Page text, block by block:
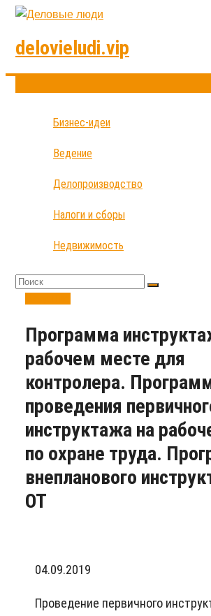
delovieludi.vip
Бизнес-идеи
Ведение
Делопроизводство
Налоги и сборы
Недвижимость
Программа
рабочем месте для
контролера.
проведения
инструктажа на
по охране труда.
внепланового
ОТ
04.09.2019
Проведение первичного